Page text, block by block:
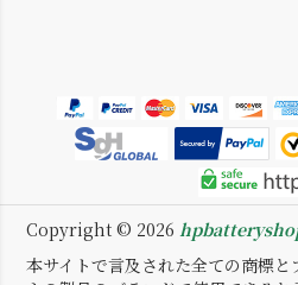
Copyright © 2026
本サイトで言及された全ての商標と